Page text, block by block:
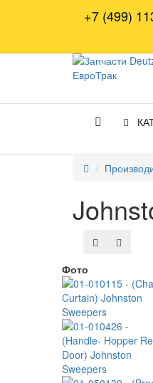
+7 (499)
Фото